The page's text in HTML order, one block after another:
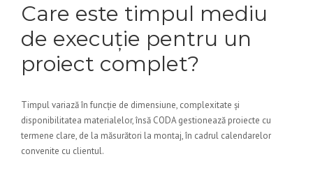
Care este timpul mediu
de execuție pentru un
proiect complet?
Timpul variază în funcție de dimensiune, complexitate și
disponibilitatea materialelor, însă CODA gestionează proiecte cu
termene clare, de la măsurători la montaj, în cadrul calendarelor
convenite cu clientul.